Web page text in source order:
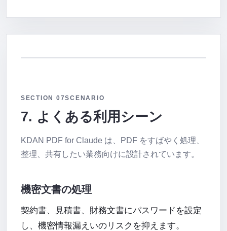
SECTION 07SCENARIO
7. よくある利用シーン
KDAN PDF for Claude は、PDF をすばやく処理、
整理、共有したい業務向けに設計されています。
機密文書の処理
契約書、見積書、財務文書にパスワードを設定
し、機密情報漏えいのリスクを抑えます。